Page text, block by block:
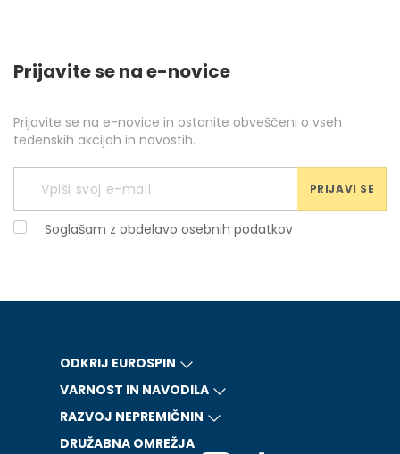
Prijavite se na e-novice
Prijavite se na e-novice in ostanite obveščeni o vseh
tedenskih akcijah in novostih.
PRIJAVI SE
Soglašam z obdelavo osebnih podatkov
ODKRIJ EUROSPIN
VARNOST IN NAVODILA
RAZVOJ NEPREMIČNIN
DRUŽABNA OMREŽJA